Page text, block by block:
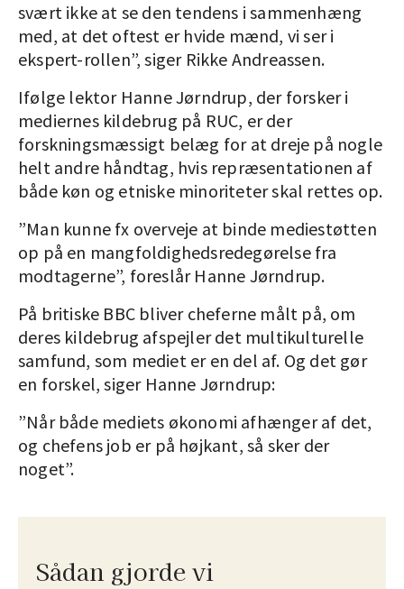
svært ikke at se den tendens i sammenhæng
med, at det oftest er hvide mænd, vi ser i
ekspert-rollen”, siger Rikke Andreassen.
Ifølge lektor Hanne Jørndrup, der forsker i
mediernes kildebrug på RUC, er der
forskningsmæssigt belæg for at dreje på nogle
helt andre håndtag, hvis repræsentationen af
både køn og etniske minoriteter skal rettes op.
”Man kunne fx overveje at binde mediestøtten
op på en mangfoldighedsredegørelse fra
modtagerne”, foreslår Hanne Jørndrup.
På britiske BBC bliver cheferne målt på, om
deres kildebrug afspejler det multikulturelle
samfund, som mediet er en del af. Og det gør
en forskel, siger Hanne Jørndrup:
”Når både mediets økonomi afhænger af det,
og chefens job er på højkant, så sker der
noget”.
Sådan gjorde vi